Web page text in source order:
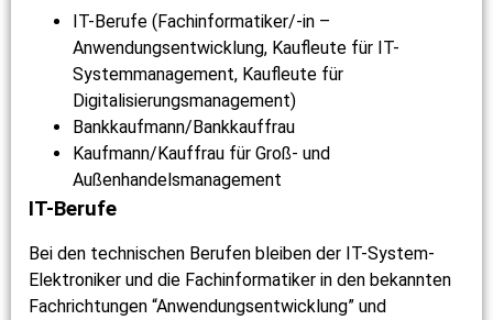
IT-Berufe (Fachinformatiker/-in –
Anwendungsentwicklung, Kaufleute für IT-
Systemmanagement, Kaufleute für
Digitalisierungsmanagement)
Bankkaufmann/Bankkauffrau
Kaufmann/Kauffrau für Groß- und
Außenhandelsmanagement
IT-Berufe
Bei den technischen Berufen bleiben der IT-System-
Elektroniker und die Fachinformatiker in den bekannten
Fachrichtungen “Anwendungsentwicklung” und